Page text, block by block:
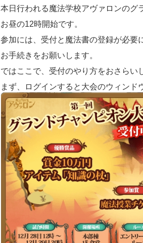
本日行われる魔法学校アヴァロンのグ
お昼の12時開始です。
参加には、受付と魔法書の登録が必要
お手続きをお願いします。
ではここで、受付のやり方をおさらい
まず、ログインすると大会のウィンド